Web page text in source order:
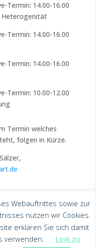
Termin: 14.00-16.00
Heterogenität
Termin: 14.00-16.00
Termin: 14.00-16.00
Termin: 10.00-12.00
Termin welches
folgen in Kürze.
PSE auf BLUESKY
Webauftrittes sowie zur
nutzen wir Cookies.
erklären Sie sich damit
verwenden.
Link zu